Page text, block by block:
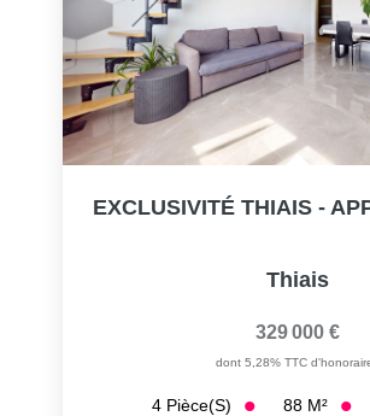
Thiais
329 000 €
dont 5,28% TTC
4 Pièce(s) 88 M²